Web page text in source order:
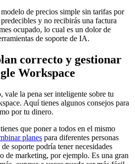
de precios simple sin tarifas por
y no recibirás una factura
ocupado, lo cual es un dolor de
de soporte de IA.
correcto y gestionar
Workspace
vale la pena ser inteligente sobre tu
Aquí tienes algunos consejos para
por tu dinero.
que poner a todos en el mismo
planes para diferentes personas
soporte podría tener necesidades
de marketing, por ejemplo. Es una gran